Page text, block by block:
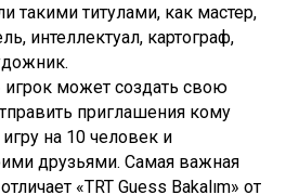
такими титулами, как мастер,
интеллектуал, картограф,
игрок может создать свою
приглашения кому
на 10 человек и
друзьями. Самая важная
«TRT Guess Bakalım» от